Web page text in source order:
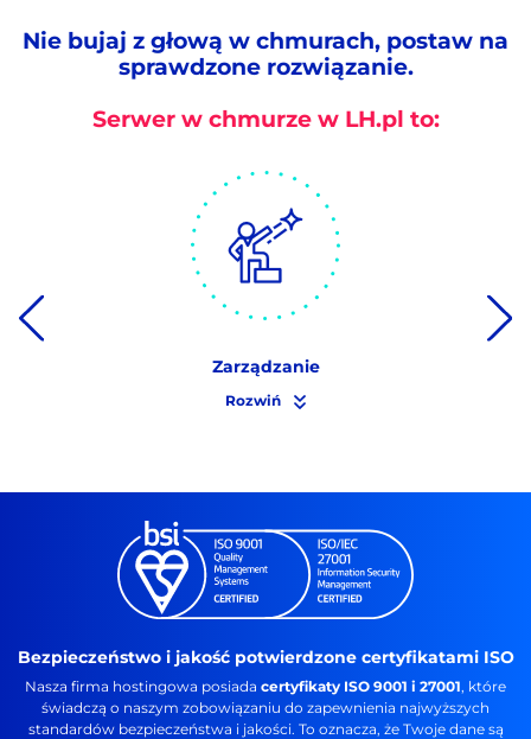
Nie bujaj z głową w chmurach, postaw na
sprawdzone rozwiązanie.
Serwer w chmurze w LH.pl to:
Zarządzanie
Rozwiń
Bezpieczeństwo i jakość potwierdzone certyfikatami ISO
Nasza firma hostingowa posiada certyfikaty ISO 9001 i 27001, które
świadczą o naszym zobowiązaniu do zapewnienia najwyższych
standardów bezpieczeństwa i jakości. To oznacza, że Twoje dane są